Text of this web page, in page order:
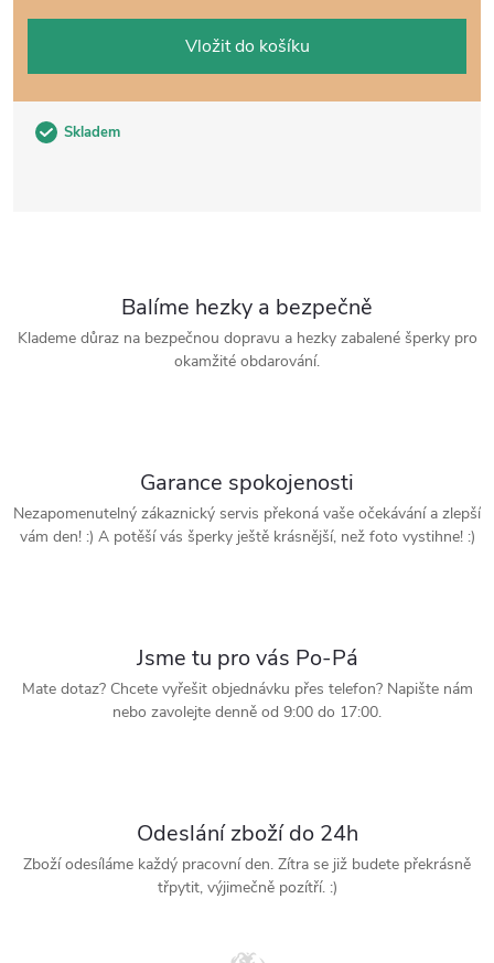
Skladem
Vložit do košíku
Balíme hezky a bezpečně
Klademe důraz na bezpečnou dopravu a hezky zabalené šperky pro
okamžité obdarování.
Garance spokojenosti
Nezapomenutelný zákaznický servis překoná vaše očekávání a zlepší
vám den! :) A potěší vás šperky ještě krásnější, než foto vystihne! :)
Jsme tu pro vás Po-Pá
Mate dotaz? Chcete vyřešit objednávku přes telefon? Napište nám
nebo zavolejte denně od 9:00 do 17:00.
Odeslání zboží do 24h
Zboží odesíláme každý pracovní den. Zítra se již budete překrásně
třpytit, výjimečně pozítří. :)